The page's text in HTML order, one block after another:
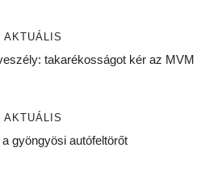
AKTUÁLIS
takarékosságot kér az MVM
AKTUÁLIS
gyöngyösi autófeltörőt